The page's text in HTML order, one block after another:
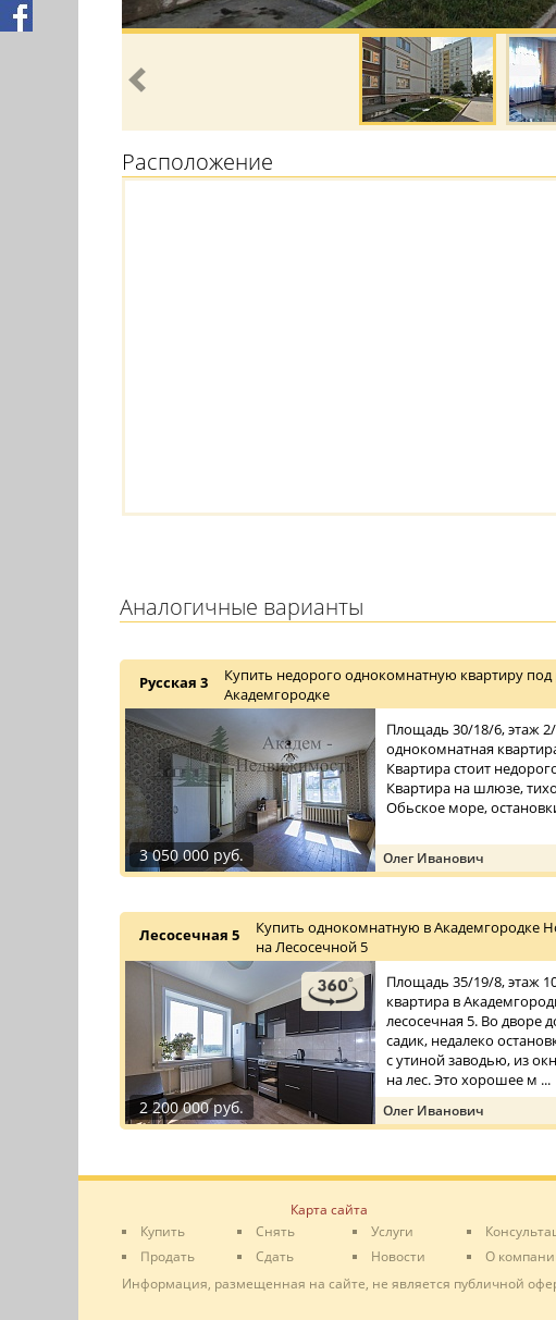
Расположение
Аналогичные варианты
Русская 3
Купить недорого однокомнатную квартиру
Академгородке
3 050 000 руб.
Площадь 30/18/6, этаж
однокомнатная
Квартира стоит
Квартира на шлюзе,
Обьское море,
Олег Иванович
Лесосечная 5
Купить однокомнатную в Академгородке
на Лесосечной 5
2 200 000 руб.
Площадь 35/19/8, этаж
квартира в
лесосечная 5. Во дворе
садик, недалеко
с утиной заводью, из
на лес. Это хорошее м ...
Олег Иванович
Карта сайта
Купить
Продать
Снять
Сдать
Услуги
Новости
О
Информация, размещенная на сайте, не является публичной